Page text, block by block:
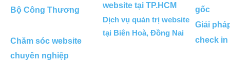
Bộ Công Thương
Chăm sóc website
chuyên nghiệp
website tại TP.HCM
Dịch vụ quản trị website
tại Biên Hoà, Đồng Nai
gốc
Giải
check